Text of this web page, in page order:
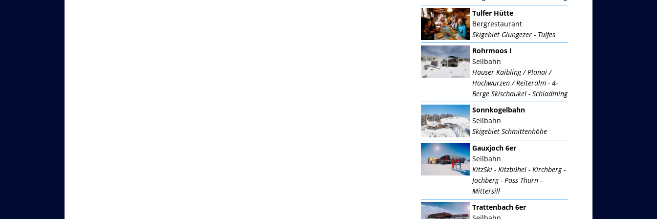
Tulfer Hütte
Bergrestaurant
Skigebiet Glungezer - Tulfes
Rohrmoos I
Seilbahn
Hauser Kaibling / Planai /
Hochwurzen / Reiteralm - 4-
Berge Skischaukel - Schladming
Sonnkogelbahn
Seilbahn
Skigebiet Schmittenhöhe
Gauxjoch 6er
Seilbahn
KitzSki - Kitzbühel - Kirchberg -
Jochberg - Pass Thurn -
Mittersill
Trattenbach 6er